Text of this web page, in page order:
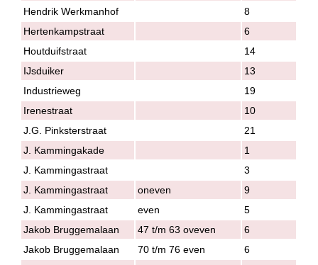
Hendrik Werkmanhof
8
Hertenkampstraat
6
Houtduifstraat
14
IJsduiker
13
Industrieweg
19
Irenestraat
10
J.G. Pinksterstraat
21
J. Kammingakade
1
J. Kammingastraat
3
J. Kammingastraat
oneven
9
J. Kammingastraat
even
5
Jakob Bruggemalaan
47 t/m 63 oveven
6
Jakob Bruggemalaan
70 t/m 76 even
6